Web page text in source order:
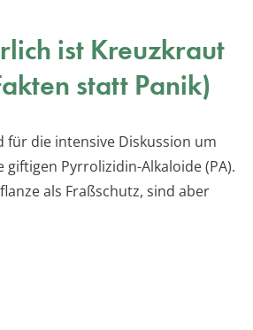
ist Kreuzkraut
statt Panik)
für die intensive Diskussion um
giftigen Pyrrolizidin-Alkaloide (PA).
als Fraßschutz, sind aber